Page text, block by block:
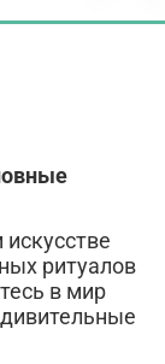
ритуалов
в мир